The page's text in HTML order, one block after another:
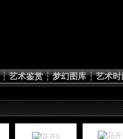
┆ 艺术鉴赏 ┆ 梦幻图库 ┆ 艺术时